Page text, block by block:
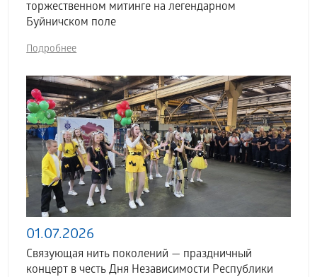
торжественном митинге на легендарном
Буйничском поле
Подробнее
01.07.2026
Связующая нить поколений — праздничный
концерт в честь Дня Независимости Республики